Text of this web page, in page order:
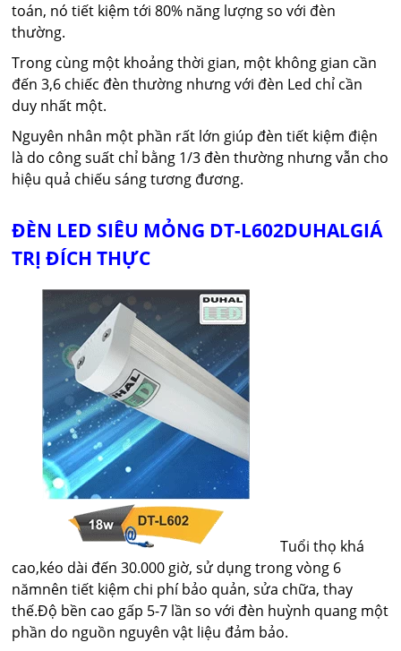
toán, nó tiết kiệm tới 80% năng lượng so với đèn
thường.
Trong cùng một khoảng thời gian, một không gian cần
đến 3,6 chiếc đèn thường nhưng với đèn Led chỉ cần
duy nhất một.
Nguyên nhân một phần rất lớn giúp đèn tiết kiệm điện
là do công suất chỉ bằng 1/3 đèn thường nhưng vẫn cho
hiệu quả chiếu sáng tương đương.
ĐÈN LED SIÊU MỎNG DT-L602DUHALGIÁ
TRỊ ĐÍCH THỰC
Tuổi thọ khá
cao,kéo dài đến 30.000 giờ, sử dụng trong vòng 6
nămnên tiết kiệm chi phí bảo quản, sửa chữa, thay
thế.Độ bền cao gấp 5-7 lần so với đèn huỳnh quang một
phần do nguồn nguyên vật liệu đảm bảo.